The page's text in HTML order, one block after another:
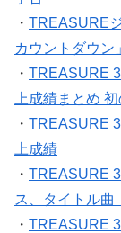
・ TREASURE
カウントダウン
・ TREASURE
上成績まとめ
・ TREASURE
上成績
・ TREASURE
ス、タイトル曲
・ TREASURE